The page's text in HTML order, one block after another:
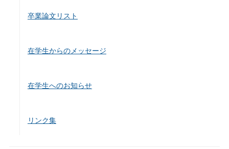
卒業論文リスト
在学生からのメッセージ
在学生へのお知らせ
リンク集